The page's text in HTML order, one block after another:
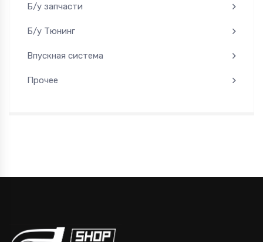
Б/у запчасти
Б/у Тюнинг
Впускная система
Прочее